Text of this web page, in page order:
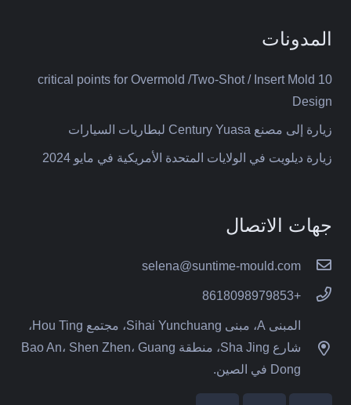
المدونات
10 critical points for Overmold /Two-Shot / Insert Mold
Design
زيارة إلى مصنع Century Yuasa لبطاريات السيارات
زيارة ديلويت في الولايات المتحدة الأمريكية في مايو 2024
جهات الاتصال
selena@suntime-mould.com
+8618098979853
المبنى A، مبنى Sihai Yunchuang، مجتمع Hou Ting،
شارع Sha Jing، منطقة Bao An، Shen Zhen، Guang
Dong في الصين.